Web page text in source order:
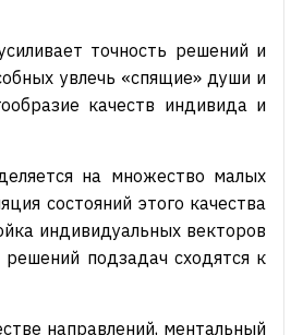
точность решений и
увлечь «спящие» души и
качеств индивида и
на множество малых
состояний этого качества
индивидуальных векторов
подзадач сходятся к
направлений, ментальный